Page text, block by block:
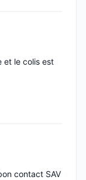
et le colis est
contact SAV